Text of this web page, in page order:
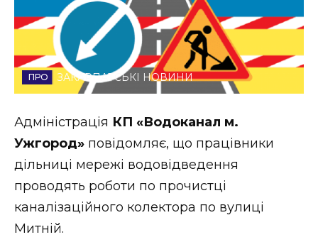
Соціум
Спорт
Стиль життя
Втрачений Ужгород (відеоверсія)
ЗАКАРПАТСЬКІ НОВИНИ
ЗАКАРПАТСЬКІ НОВИНИ
Адміністрація КП «Водоканал м.
Ужгород» повідомляє, що працівники
дільниці мережі водовідведення
проводять роботи по прочистці
каналізаційного колектора по вулиці
Митній.